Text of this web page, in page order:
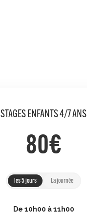
STAGES ENFANTS 4/7 ANS
80€
les 5 jours La journée
De 10h00 à 11h00